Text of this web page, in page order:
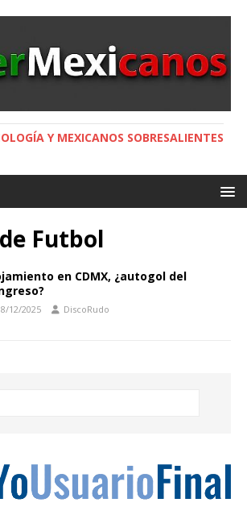
Y MEXICANOS SOBRESALIENTES
Futbol
en CDMX, ¿autogol del
12/2025 DiscoRudo